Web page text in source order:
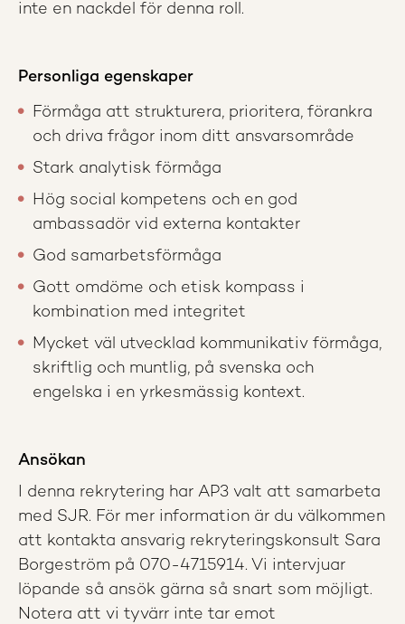
inte en nackdel för denna roll.
Personliga egenskaper
Förmåga att strukturera, prioritera, förankra
och driva frågor inom ditt ansvarsområde
Stark analytisk förmåga
Hög social kompetens och en god
ambassadör vid externa kontakter
God samarbetsförmåga
Gott omdöme och etisk kompass i
kombination med integritet
Mycket väl utvecklad kommunikativ förmåga,
skriftlig och muntlig, på svenska och
engelska i en yrkesmässig kontext.
Ansökan
I denna rekrytering har AP3 valt att samarbeta
med SJR. För mer information är du välkommen
att kontakta ansvarig rekryteringskonsult Sara
Borgeström på 070-4715914. Vi intervjuar
löpande så ansök gärna så snart som möjligt.
Notera att vi tyvärr inte tar emot